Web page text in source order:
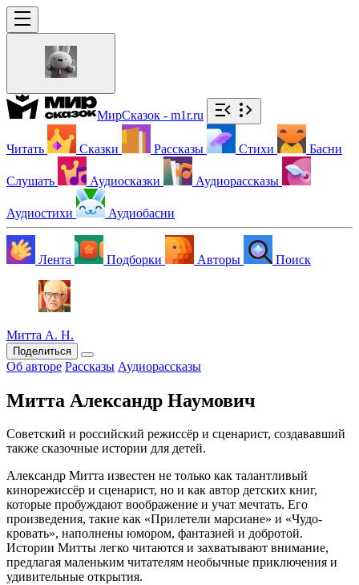
МирСказок - m1r.ru
Читать Сказки Рассказы Стихи Басни
Слушать Аудиосказки Аудиорассказы
Аудиостихи Аудиобасни
Лента Подборки Авторы Поиск
Митта А. Н.
Поделиться
Об авторе Рассказы Аудиорассказы
Митта Александр Наумович
Советский и российский режиссёр и сценарист, создававший
также сказочные истории для детей.
Александр Митта известен не только как талантливый
кинорежиссёр и сценарист, но и как автор детских книг,
которые пробуждают воображение и учат мечтать. Его
произведения, такие как «Прилетели марсиане» и «Чудо-
кровать», наполнены юмором, фантазией и добротой.
Истории Митты легко читаются и захватывают внимание,
предлагая маленьким читателям необычные приключения и
удивительные открытия.